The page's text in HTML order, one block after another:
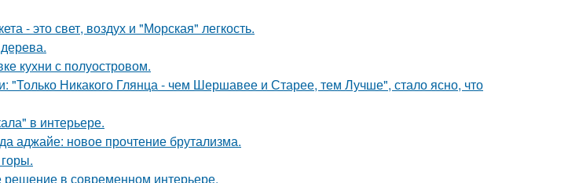
- это свет, воздух и "Морская" легкость.
кухни с полуостровом.
"Только Никакого Глянца - чем Шершавее и Старее, тем Лучше", стало ясно, что
в интерьере.
аджайе: новое прочтение брутализма.
решение в современном интерьере.